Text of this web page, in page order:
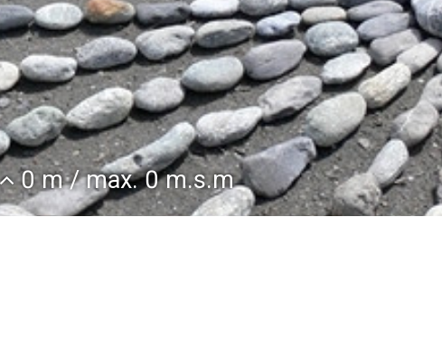
0 m / max. 0 m.s.m